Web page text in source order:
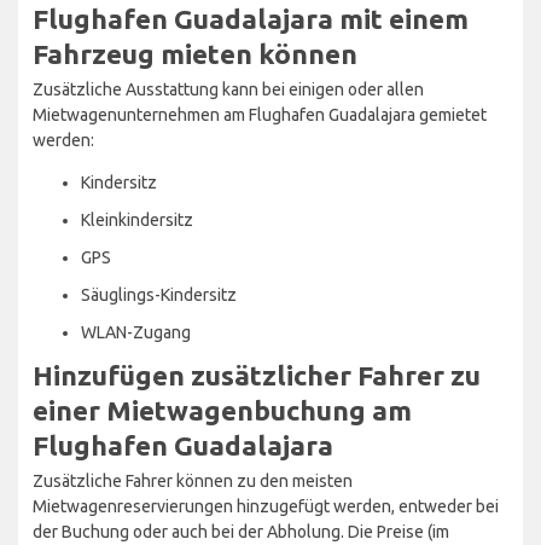
Flughafen Guadalajara mit einem
Fahrzeug mieten können
Zusätzliche Ausstattung kann bei einigen oder allen
Mietwagenunternehmen am Flughafen Guadalajara gemietet
werden:
Kindersitz
Kleinkindersitz
GPS
Säuglings-Kindersitz
WLAN-Zugang
Hinzufügen zusätzlicher Fahrer zu
einer Mietwagenbuchung am
Flughafen Guadalajara
Zusätzliche Fahrer können zu den meisten
Mietwagenreservierungen hinzugefügt werden, entweder bei
der Buchung oder auch bei der Abholung. Die Preise (im